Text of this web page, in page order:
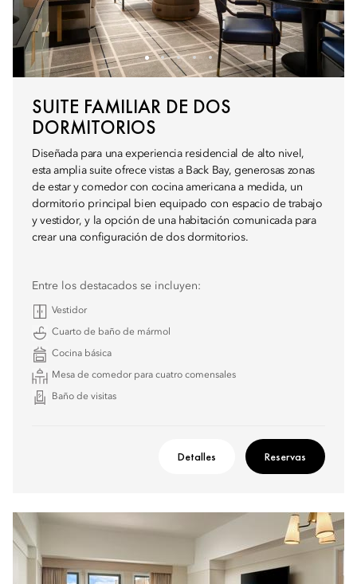
SUITE FAMILIAR DE DOS
DORMITORIOS
Diseñada para una experiencia residencial de alto nivel,
esta amplia suite ofrece vistas a Back Bay, generosas zonas
de estar y comedor con cocina americana a medida, un
dormitorio principal bien equipado con espacio de trabajo
y vestidor, y la opción de una habitación comunicada para
crear una configuración de dos dormitorios.
Entre los destacados se incluyen:
Vestidor
Cuarto de baño de mármol
Cocina básica
Mesa de comedor para cuatro comensales
Baño de visitas
Detalles Reservas